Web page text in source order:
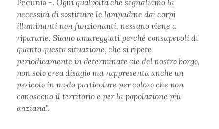
Pecunia -. Ogni qualvolta che segnaliamo la
necessità di sostituire le lampadine dai corpi
illuminanti non funzionanti, nessuno viene a
ripararle. Siamo amareggiati perché consapevoli di
quanto questa situazione, che si ripete
periodicamente in determinate vie del nostro borgo,
non solo crea disagio ma rappresenta anche un
pericolo in modo particolare per coloro che non
conoscono il territorio e per la popolazione più
anziana”.